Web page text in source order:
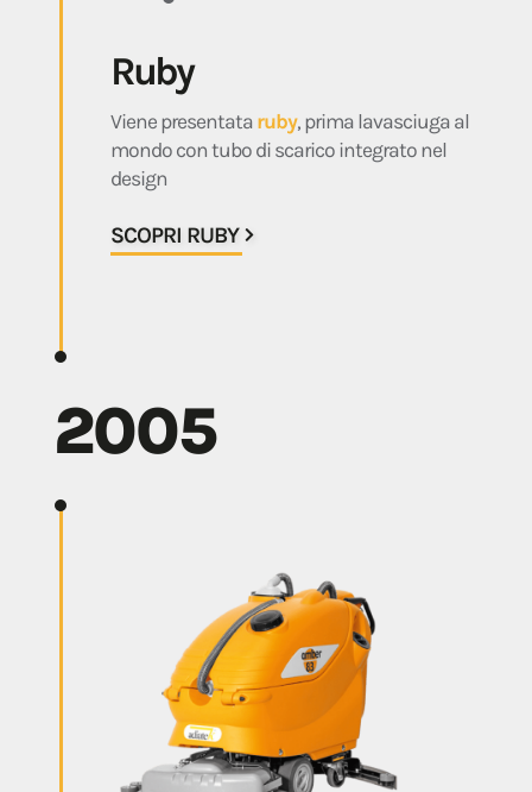
Ruby
Viene presentata ruby, prima lavasciuga al
mondo con tubo di scarico integrato nel
design
SCOPRI RUBY
2005